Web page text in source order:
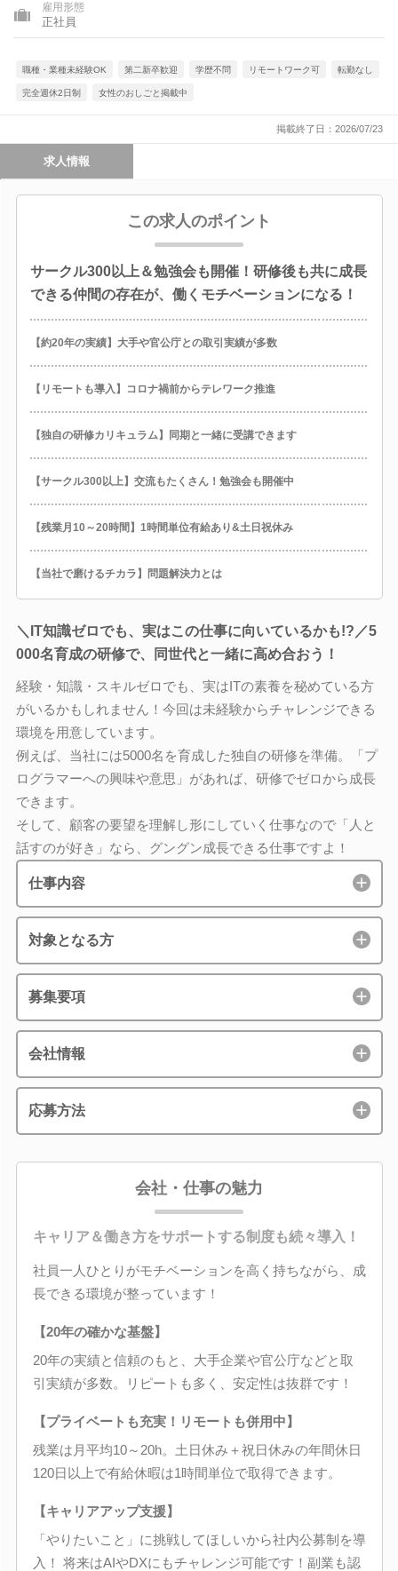
雇用形態
正社員
職種・業種未経験OK 第二新卒歓迎 学歴不問 リモートワーク可 転勤なし
完全週休2日制 女性のおしごと掲載中
掲載終了日：2026/07/23
求人情報
この求人のポイント
サークル300以上＆勉強会も開催！研修後も共に成長
できる仲間の存在が、働くモチベーションになる！
【約20年の実績】大手や官公庁との取引実績が多数
【リモートも導入】コロナ禍前からテレワーク推進
【独自の研修カリキュラム】同期と一緒に受講できます
【サークル300以上】交流もたくさん！勉強会も開催中
【残業月10～20時間】1時間単位有給あり&土日祝休み
【当社で磨けるチカラ】問題解決力とは
＼IT知識ゼロでも、実はこの仕事に向いているかも!?／5
000名育成の研修で、同世代と一緒に高め合おう！
経験・知識・スキルゼロでも、実はITの素養を秘めている方
がいるかもしれません！今回は未経験からチャレンジできる
環境を用意しています。
例えば、当社には5000名を育成した独自の研修を準備。「プ
ログラマーへの興味や意思」があれば、研修でゼロから成長
できます。
そして、顧客の要望を理解し形にしていく仕事なので「人と
話すのが好き」なら、グングン成長できる仕事ですよ！
仕事内容
対象となる方
募集要項
会社情報
応募方法
会社・仕事の魅力
キャリア＆働き方をサポートする制度も続々導入！
社員一人ひとりがモチベーションを高く持ちながら、成
長できる環境が整っています！
【20年の確かな基盤】
20年の実績と信頼のもと、大手企業や官公庁などと取
引実績が多数。リピートも多く、安定性は抜群です！
【プライベートも充実！リモートも併用中】
残業は月平均10～20h。土日休み＋祝日休みの年間休日
120日以上で有給休暇は1時間単位で取得できます。
【キャリアアップ支援】
「やりたいこと」に挑戦してほしいから社内公募制を導
入！ 将来はAIやDXにもチャレンジ可能です！副業も認